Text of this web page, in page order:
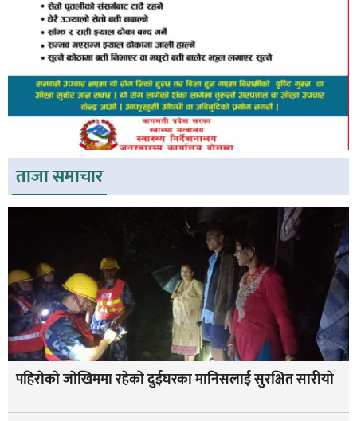
ताजा समाचार
पहिराेकाे जाेखिममा रहेकाे दुईघरका मानिसलाई सुरक्षित सारीयाे